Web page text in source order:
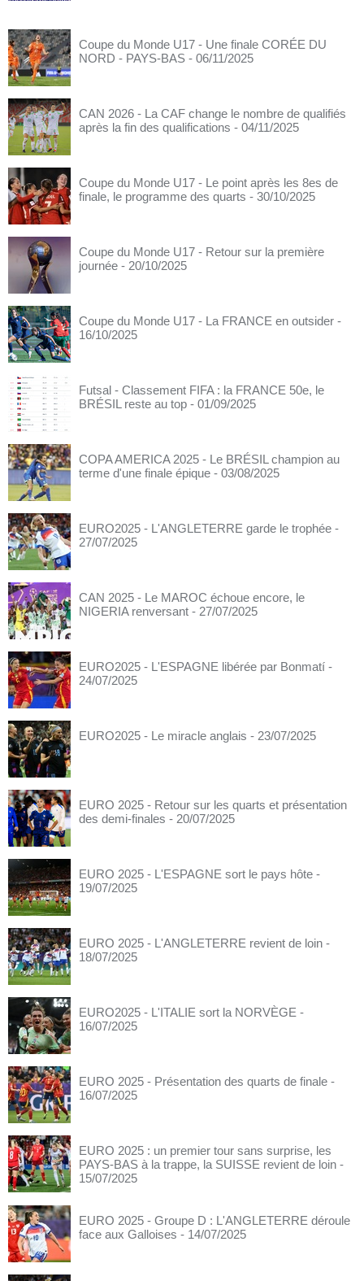
Coupe du Monde U17 - Une finale CORÉE DU
NORD - PAYS-BAS - 06/11/2025
CAN 2026 - La CAF change le nombre de qualifiés
après la fin des qualifications - 04/11/2025
Coupe du Monde U17 - Le point après les 8es de
finale, le programme des quarts - 30/10/2025
Coupe du Monde U17 - Retour sur la première
journée - 20/10/2025
Coupe du Monde U17 - La FRANCE en outsider -
16/10/2025
Futsal - Classement FIFA : la FRANCE 50e, le
BRÉSIL reste au top - 01/09/2025
COPA AMERICA 2025 - Le BRÉSIL champion au
terme d'une finale épique - 03/08/2025
EURO2025 - L'ANGLETERRE garde le trophée -
27/07/2025
CAN 2025 - Le MAROC échoue encore, le
NIGERIA renversant - 27/07/2025
EURO2025 - L'ESPAGNE libérée par Bonmatí -
24/07/2025
EURO2025 - Le miracle anglais - 23/07/2025
EURO 2025 - Retour sur les quarts et présentation
des demi-finales - 20/07/2025
EURO 2025 - L'ESPAGNE sort le pays hôte -
19/07/2025
EURO 2025 - L'ANGLETERRE revient de loin -
18/07/2025
EURO2025 - L'ITALIE sort la NORVÈGE -
16/07/2025
EURO 2025 - Présentation des quarts de finale -
16/07/2025
EURO 2025 : un premier tour sans surprise, les
PAYS-BAS à la trappe, la SUISSE revient de loin -
15/07/2025
EURO 2025 - Groupe D : L'ANGLETERRE déroule
face aux Galloises - 14/07/2025